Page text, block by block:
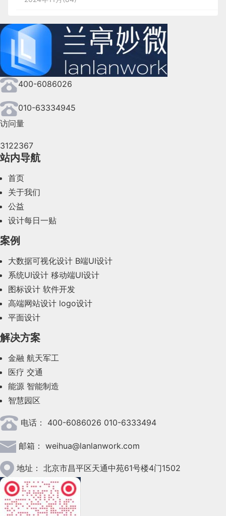
2024年9月(144)
2024年8月(164)
2024年7月(107)
2024年6月(63)
2024年4月(44)
2024年2月(58)
2023年10月(14)
2023年8月(88)
2023年7月(62)
2023年6月(58)
2023年5月(28)
2023年4月(47)
2023年3月(37)
2023年2月(90)
2023年1月(78)
2022年12月(45)
2022年11月(69)
400-6086026
010-63334945
访问量
3122367
站内导航
首页
关于我们
公益
设计每日一贴
案例
大数据可视化设计 B端UI设计
系统UI设计 移动端UI设计
图标设计 软件开发
高端网站设计 logo设计
平面设计
解决方案
金融 航天军工
医疗 交通
能源 智能制造
智慧园区
电话： 400-6086026 010-6333494
邮箱： weihua@lanlanwork.com
地址： 北京市昌平区天通中苑61号楼4门1502